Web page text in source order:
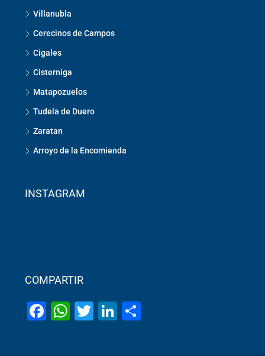
Villanubla
Cerecinos de Campos
Cigales
Cisterniga
Matapozuelos
Tudela de Duero
Zaratan
Arroyo de la Encomienda
INSTAGRAM
COMPARTIR
Facebook
WhatsApp
TwitterLinkedIn